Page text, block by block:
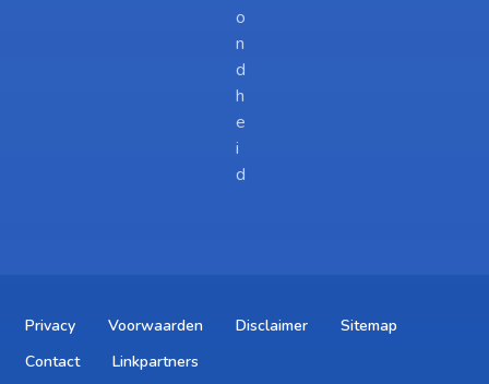
Privacy Voorwaarden Disclaimer
Sitemap
Contact
Linkpartners